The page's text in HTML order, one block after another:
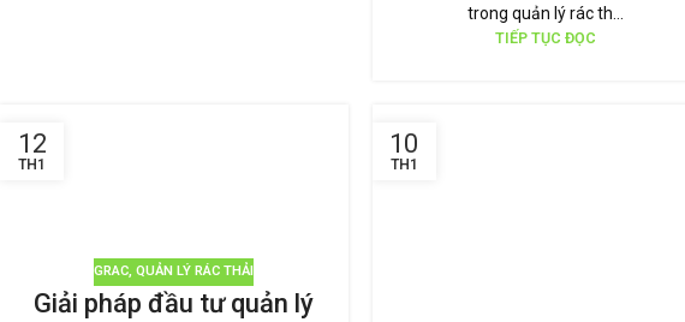
trong quản lý rác th...
TIẾP TỤC ĐỌC
12
TH1
GRAC,QUẢN LÝ RÁC THẢI
Giải pháp đầu tư quản lý
10
TH1